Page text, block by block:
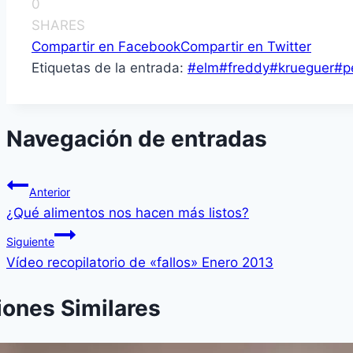
0
SHARES
Compartir en FacebookCompartir en Twitter
Etiquetas de la entrada: #elm#freddy#krueguer#
Navegación de entradas
Anterior
¿Qué alimentos nos hacen más listos?
Siguiente
Ví­deo recopilatorio de «fallos» Enero 2013
Similares